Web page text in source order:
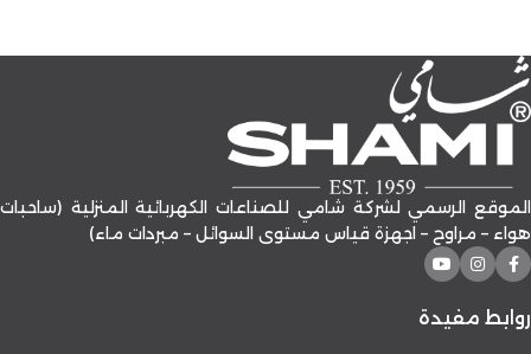
الموقع الرسمي لشركة شامي للصناعات الكهربائية المنزلية (ساحبات
هواء – مراوح – اجهزة قياس مستوى السوائل – مبردات ماء)
روابط مفيدة